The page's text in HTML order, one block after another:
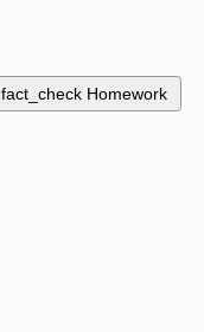
fact_check Homework